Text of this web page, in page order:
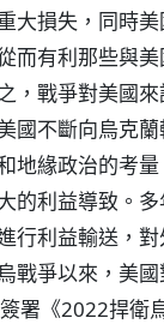
大損失，同時
而有利那些與
，戰爭對美國
國不斷向烏克
地緣政治的考
的利益導致。
行利益輸送，
戰爭以來，美
署《2022捍衛